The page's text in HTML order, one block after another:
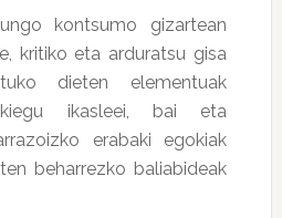
kontsumo gizartean
kritiko eta arduratsu gisa
dieten elementuak
ikasleei, bai eta
erabaki egokiak
beharrezko baliabideak